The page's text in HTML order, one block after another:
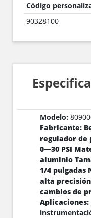
Código
90328100
Modelo:
Fabricante:
regulador de
0—30 PSI
aluminio
1/4 pulgadas
alta
cambios de
Aplicaciones: